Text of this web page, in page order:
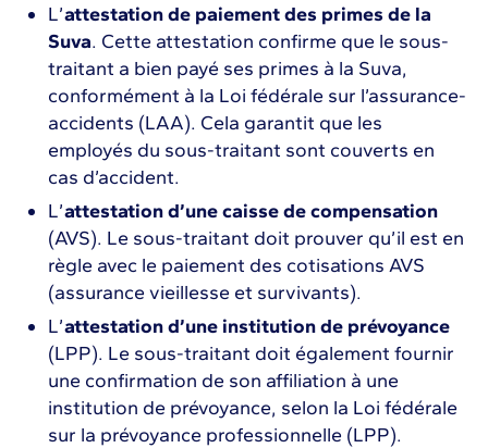
L’attestation de paiement des primes de la
Suva. Cette attestation confirme que le sous-
traitant a bien payé ses primes à la Suva,
conformément à la Loi fédérale sur l’assurance-
accidents (LAA). Cela garantit que les
employés du sous-traitant sont couverts en
cas d’accident.
L’attestation d’une caisse de compensation
(AVS). Le sous-traitant doit prouver qu’il est en
règle avec le paiement des cotisations AVS
(assurance vieillesse et survivants).
L’attestation d’une institution de prévoyance
(LPP). Le sous-traitant doit également fournir
une confirmation de son affiliation à une
institution de prévoyance, selon la Loi fédérale
sur la prévoyance professionnelle (LPP).